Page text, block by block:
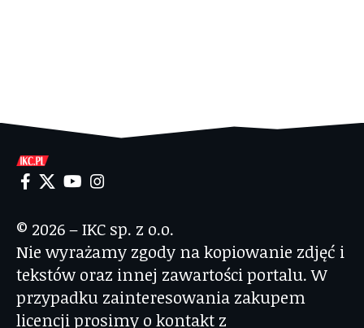
© 2026 – IKC sp. z o.o.
Nie wyrażamy zgody na kopiowanie zdjęć i
tekstów oraz innej zawartości portalu. W
przypadku zainteresowania zakupem
licencji prosimy o kontakt z